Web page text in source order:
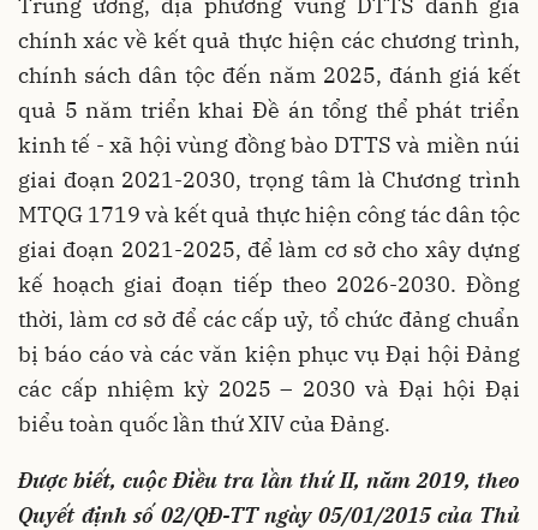
chính xác về kết quả thực hiện các chương trình,
chính sách dân tộc đến năm 2025, đánh giá kết
quả 5 năm triển khai Đề án tổng thể phát triển
kinh tế - xã hội vùng đồng bào DTTS và miền núi
giai đoạn 2021-2030, trọng tâm là Chương trình
MTQG 1719 và kết quả thực hiện công tác dân tộc
giai đoạn 2021-2025, để làm cơ sở cho xây dựng
kế hoạch giai đoạn tiếp theo 2026-2030. Đồng
thời, làm cơ sở để các cấp uỷ, tổ chức đảng chuẩn
bị báo cáo và các văn kiện phục vụ Đại hội Đảng
các cấp nhiệm kỳ 2025 – 2030 và Đại hội Đại
biểu toàn quốc lần thứ XIV của Đảng.
Được biết, cuộc Điều tra lần thứ II, năm 2019, theo
Quyết định số 02/QĐ-TT ngày 05/01/2015 của Thủ